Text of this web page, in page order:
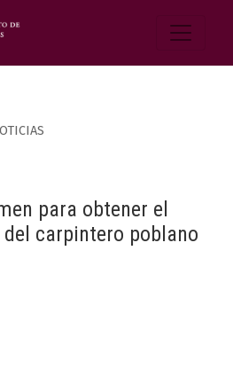
para obtener el
carpintero poblano